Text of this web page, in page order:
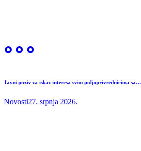
Javni poziv za iskaz interesa svim poljoprivrednicima sa…
Novosti27. srpnja 2026.